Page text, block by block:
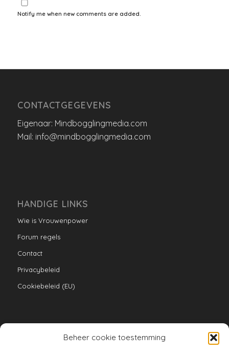
Beheer cookie toestemming
Notify me when new comments are added.
CONTACTGEGEVENS
Eigenaar: Mindbogglingmedia.com
Mail: info@mindbogglingmedia.com
HANDIGE LINKS
Wie is Vrouwenpower
Forum regels
Contact
Privacybeleid
Cookiebeleid (EU)